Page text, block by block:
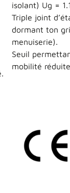
isolant) Ug =
Triple joint
dormant ton
menuiserie).
Seuil
mobilité